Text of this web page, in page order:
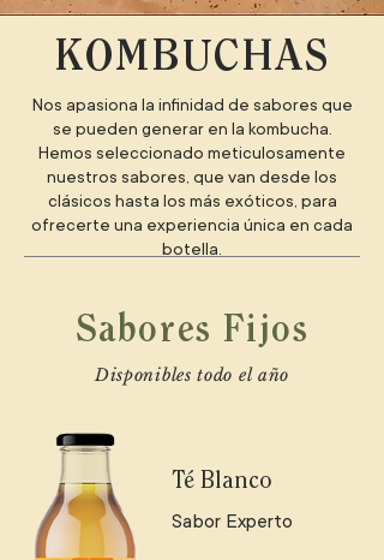
KOMBUCHAS
Nos apasiona la infinidad de sabores que
se pueden generar en la kombucha.
Hemos seleccionado meticulosamente
nuestros sabores, que van desde los
clásicos hasta los más exóticos, para
ofrecerte una experiencia única en cada
botella.
Sabores Fijos
Disponibles todo el año
Té Blanco
Sabor Experto